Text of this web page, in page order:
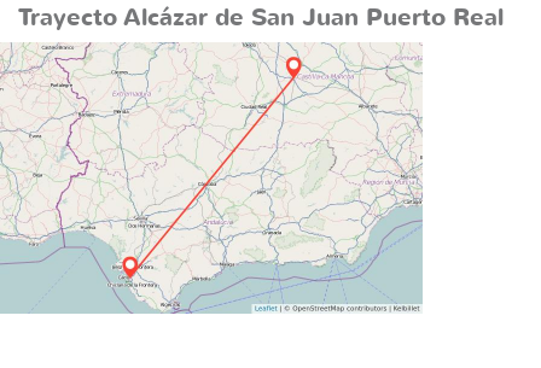
Trayecto Alcázar de San Juan Puerto Real